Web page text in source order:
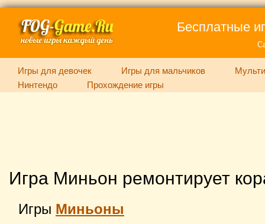
Бесплатные
Игры для девочек Игры для мальчиков
Нинтендо
Прохождение игры
Игра Миньон ремонтирует
Игры Миньоны